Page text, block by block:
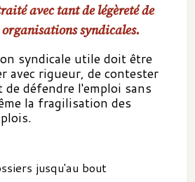
avec tant de légèreté de
syndicales.
syndicale utile doit être
avec rigueur, de contester
de défendre l'emploi sans
la fragilisation des
jusqu'au bout